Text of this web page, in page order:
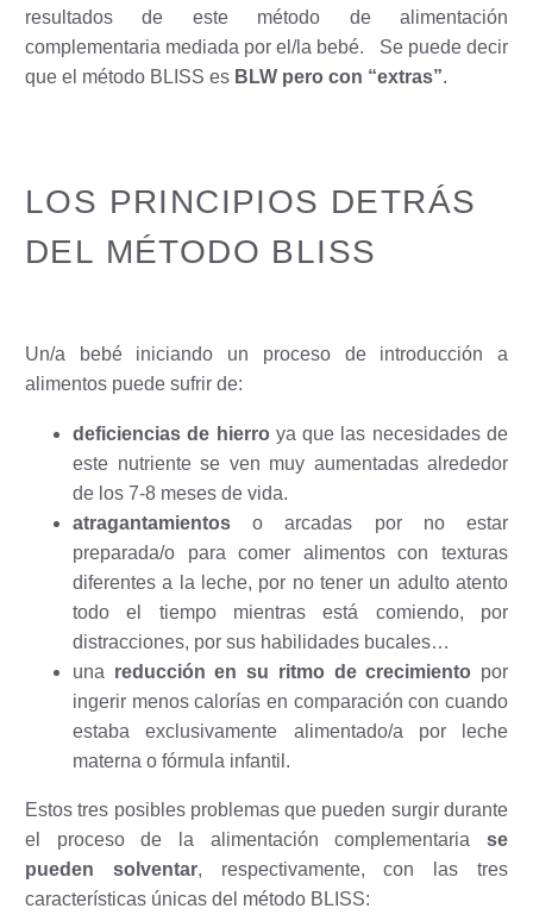
resultados de este método de alimentación
complementaria mediada por el/la bebé.
Se puede decir
que el método BLISS es BLW pero con “extras”.
LOS PRINCIPIOS DETRÁS
DEL MÉTODO BLISS
Un/a bebé iniciando un proceso de introducción a
alimentos puede sufrir de:
deficiencias de hierro ya que las necesidades de
este nutriente se ven muy aumentadas alrededor
de los 7-8 meses de vida.
atragantamientos o arcadas por no estar
preparada/o para comer alimentos con texturas
diferentes a la leche, por no tener un adulto atento
todo el tiempo mientras está comiendo, por
distracciones, por sus habilidades bucales…
una reducción en su ritmo de crecimiento por
ingerir menos calorías en comparación con cuando
estaba exclusivamente alimentado/a por leche
materna o fórmula infantil.
Estos tres posibles problemas que pueden surgir durante
el proceso de la alimentación complementaria se
pueden solventar, respectivamente, con las tres
características únicas del método BLISS: